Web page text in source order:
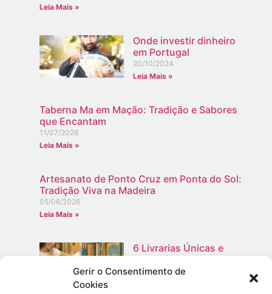
Gerir o Consentimento de
Cookies
Leia Mais »
Onde investir dinheiro
em Portugal
20/10/2024
Leia Mais »
Taberna Ma em Mação: Tradição e Sabores
que Encantam
11/07/2026
Leia Mais »
Artesanato de Ponto Cruz em Ponta do Sol:
Tradição Viva na Madeira
05/06/2026
Leia Mais »
6 Livrarias Únicas e
Imperdíveis em Portugal
23/12/2024